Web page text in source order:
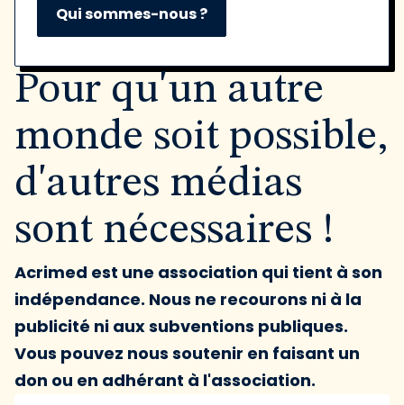
Qui sommes-nous ?
Pour qu'un autre
monde soit possible,
d'autres médias
sont nécessaires !
Acrimed est une association qui tient à son
indépendance. Nous ne recourons ni à la
publicité ni aux subventions publiques.
Vous pouvez nous soutenir en faisant un
don ou en adhérant à l'association.